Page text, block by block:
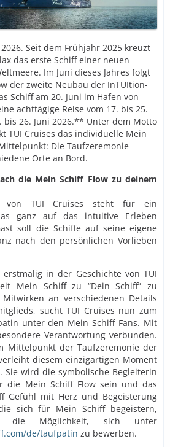
Seit dem Frühjahr 2025 kreuzt
das erste Schiff einer neuen
Im Juni dieses Jahres folgt
der zweite Neubau der InTUItion-
Schiff am 20. Juni im Hafen von
achttägige Reise vom 17. bis 25.
bis 26. Juni 2026.** Unter dem Motto
TUI Cruises das individuelle Mein
Die Taufzeremonie
Orte an Bord.
die Mein Schiff Flow zu deinem
von TUI Cruises steht für ein
ganz auf das intuitive Erleben
soll die Schiffe auf seine eigene
nach den persönlichen Vorlieben
in der Geschichte von TUI
Mein Schiff zu “Dein Schiff” zu
an verschiedenen Details
sucht TUI Cruises nun zum
unter den Mein Schiff Fans. Mit
Verantwortung verbunden.
Mittelpunkt der Taufzeremonie der
diesem einzigartigen Moment
Sie wird die symbolische Begleiterin
die Mein Schiff Flow sein und das
Gefühl mit Herz und Begeisterung
sich für Mein Schiff begeistern,
die Möglichkeit, sich unter
de/taufpatin zu bewerben.